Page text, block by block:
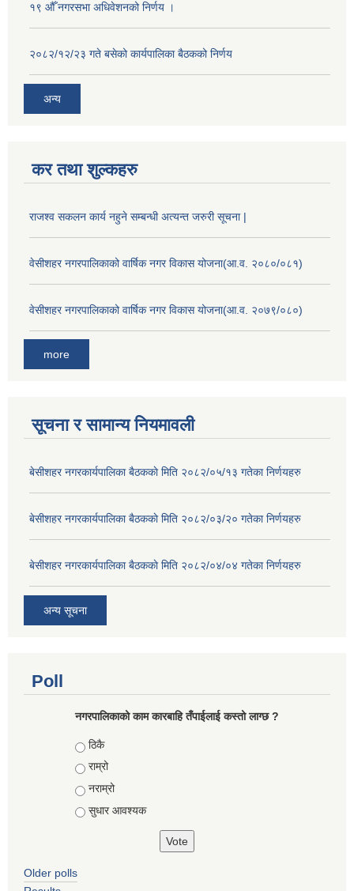
१९ औँ नगरसभा अधिवेशनको निर्णय ।
२०८२/१२/२३ गते बसेको कार्यपालिका बैठकको निर्णय
अन्य
कर तथा शुल्कहरु
राजश्व सकलन कार्य नहुने सम्बन्धी अत्यन्त जरुरी सूचना |
वेसीशहर नगरपालिकाको वार्षिक नगर विकास योजना(आ.व. २०८०/०८१)
वेसीशहर नगरपालिकाको वार्षिक नगर विकास योजना(आ.व. २०७९/०८०)
more
सूचना र सामान्य नियमावली
बे‍‍सीशहर नगरकार्यपालिका बैठककाे मिति २०८२/०५/१३ गतेका निर्णयहरु
बे‍‍सीशहर नगरकार्यपालिका बैठककाे मिति २०८२/०३/२० गतेका निर्णयहरु
बे‍‍सीशहर नगरकार्यपालिका बैठककाे मिति २०८२/०४/०४ गतेका निर्णयहरु
अन्य सूचना
Poll
नगरपालिकाको काम कारबाहि तँपाईलाई कस्तो लाग्छ ?
Choices
ठिकै
राम्रो
नराम्रो
सुधार आवश्यक
Older polls